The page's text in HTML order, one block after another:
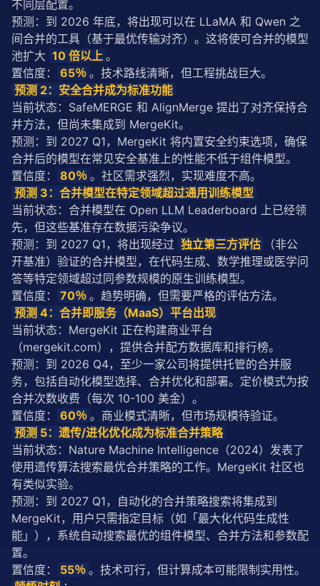
不同层配置。
预测：到 2026 年底，将出现可以在 LLaMA 和 Qwen 之
间合并的工具（基于最优传输对齐）。这将使可合并的模型
池扩大 10 倍以上 。
置信度：
65％ 。技术路线清晰，但工程挑战巨大。
预测 2：安全合并成为标准功能
当前状态：SafeMERGE 和 AlignMerge 提出了对齐保持合
并方法，但尚未集成到 MergeKit。
预测：到 2027 Q1，MergeKit 将内置安全约束选项，确保
合并后的模型在常见安全基准上的性能不低于组件模型。
置信度：
80％ 。社区需求强烈，实现难度不高。
预测 3：合并模型在特定领域超过通用训练模型
当前状态：合并模型在 Open LLM Leaderboard 上已经领
先，但这些基准存在数据污染争议。
预测：到 2027 Q1，将出现经过 独立第三方评估
（非公
开基准）验证的合并模型，在代码生成、数学推理或医学问
答等特定领域超过同参数规模的原生训练模型。
置信度：
70％ 。趋势明确，但需要严格的评估方法。
预测 4：合并即服务（MaaS）平台出现
当前状态：MergeKit 正在构建商业平台
（mergekit.com），提供合并配方数据库和排行榜。
预测：到 2026 Q4，至少一家公司将提供托管的合并服
务，包括自动化模型选择、合并优化和部署。定价模式为按
合并次数收费（每次 10-100 美金）。
置信度：
60％ 。商业模式清晰，但市场规模待验证。
预测 5：遗传/进化优化成为标准合并策略
当前状态：Nature Machine Intelligence（2024）发表了
使用遗传算法搜索最优合并策略的工作。MergeKit 社区也
有类似实验。
预测：到 2027 Q1，自动化的合并策略搜索将集成到
MergeKit，用户只需指定目标（如「最大化代码生成性
能」），系统自动搜索最优的组件模型、合并方法和参数配
置。
置信度：
55％ 。技术可行，但计算成本可能限制实用性。